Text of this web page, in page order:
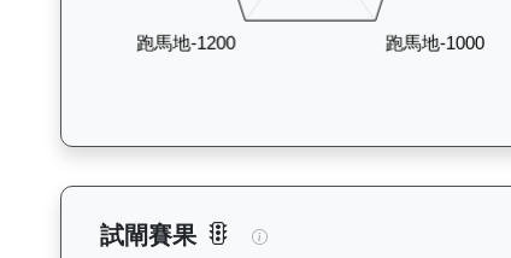
試閘賽果 實力派（E447）— 試